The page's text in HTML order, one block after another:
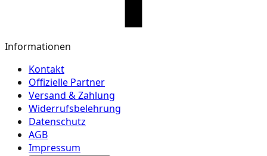
Informationen
Kontakt
Offizielle Partner
Versand & Zahlung
Widerrufsbelehrung
Datenschutz
AGB
Impressum